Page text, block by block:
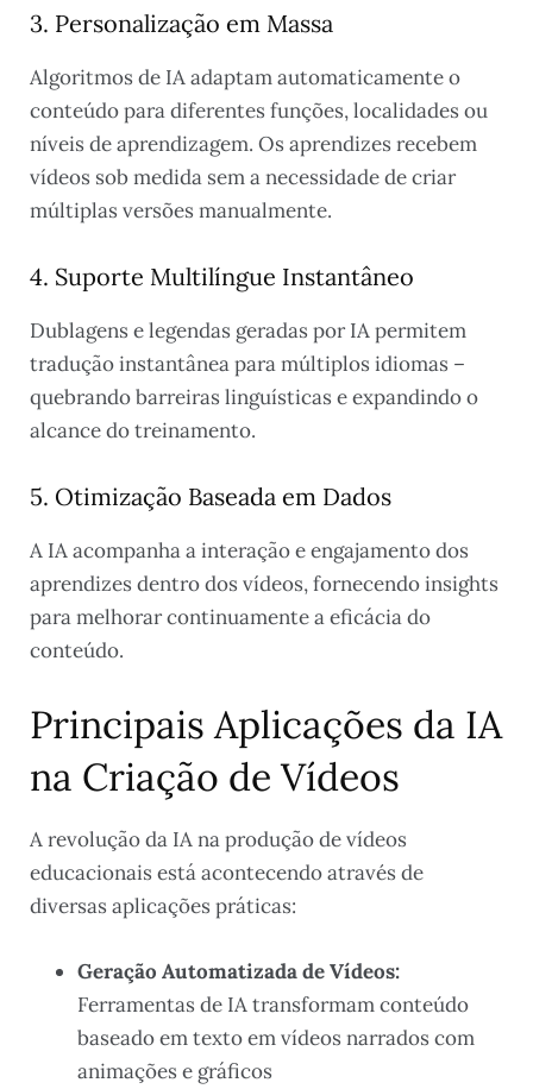
3. Personalização em Massa
Algoritmos de IA adaptam automaticamente o
conteúdo para diferentes funções, localidades ou
níveis de aprendizagem. Os aprendizes recebem
vídeos sob medida sem a necessidade de criar
múltiplas versões manualmente.
4. Suporte Multilíngue Instantâneo
Dublagens e legendas geradas por IA permitem
tradução instantânea para múltiplos idiomas –
quebrando barreiras linguísticas e expandindo o
alcance do treinamento.
5. Otimização Baseada em Dados
A IA acompanha a interação e engajamento dos
aprendizes dentro dos vídeos, fornecendo insights
para melhorar continuamente a eficácia do
conteúdo.
Principais Aplicações da IA
na Criação de Vídeos
A revolução da IA na produção de vídeos
educacionais está acontecendo através de
diversas aplicações práticas:
Geração Automatizada de Vídeos:
Ferramentas de IA transformam conteúdo
baseado em texto em vídeos narrados com
animações e gráficos